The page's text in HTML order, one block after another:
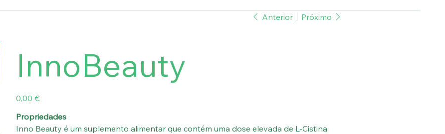
Anterior Próximo
InnoBeauty
Preço
0,00 €
Propriedades
Inno Beauty é um suplemento alimentar que contém uma dose elevada de L-Cistina,